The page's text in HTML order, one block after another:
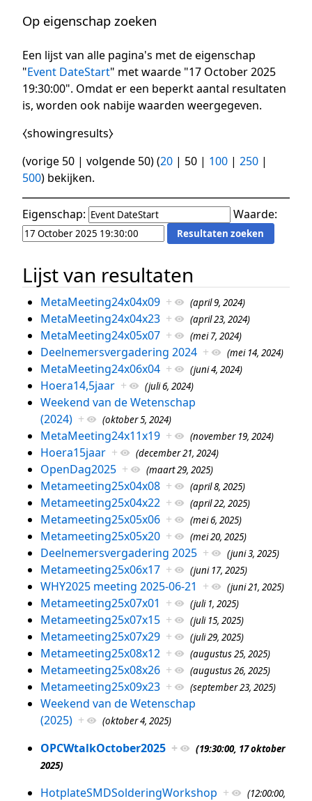
Op eigenschap zoeken
Een lijst van alle pagina's met de eigenschap
"Event DateStart" met waarde "17 October 2025
19:30:00". Omdat er een beperkt aantal resultaten
is, worden ook nabije waarden weergegeven.
⧼showingresults⧽
(vorige 50 | volgende 50) (20 | 50 | 100 | 250 |
500) bekijken.
Eigenschap: Waarde:
Lijst van resultaten
MetaMeeting24x04x09 + (april 9, 2024)
MetaMeeting24x04x23 + (april 23, 2024)
MetaMeeting24x05x07 + (mei 7, 2024)
Deelnemersvergadering 2024 + (mei 14, 2024)
MetaMeeting24x06x04 + (juni 4, 2024)
Hoera14,5jaar + (juli 6, 2024)
Weekend van de Wetenschap
(2024) + (oktober 5, 2024)
MetaMeeting24x11x19 + (november 19, 2024)
Hoera15jaar + (december 21, 2024)
OpenDag2025 + (maart 29, 2025)
Metameeting25x04x08 + (april 8, 2025)
Metameeting25x04x22 + (april 22, 2025)
Metameeting25x05x06 + (mei 6, 2025)
Metameeting25x05x20 + (mei 20, 2025)
Deelnemersvergadering 2025 + (juni 3, 2025)
Metameeting25x06x17 + (juni 17, 2025)
WHY2025 meeting 2025-06-21 + (juni 21, 2025)
Metameeting25x07x01 + (juli 1, 2025)
Metameeting25x07x15 + (juli 15, 2025)
Metameeting25x07x29 + (juli 29, 2025)
Metameeting25x08x12 + (augustus 25, 2025)
Metameeting25x08x26 + (augustus 26, 2025)
Metameeting25x09x23 + (september 23, 2025)
Weekend van de Wetenschap
(2025) + (oktober 4, 2025)
OPCWtalkOctober2025 +
(19:30:00, 17 oktober
2025)
HotplateSMDSolderingWorkshop +
(12:00:00,